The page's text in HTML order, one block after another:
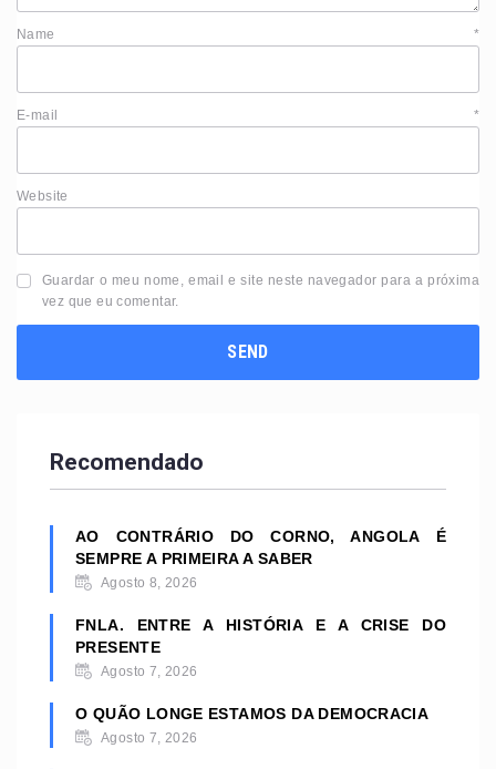
Name *
E-mail *
Website
Guardar o meu nome, email e site neste navegador para a próxima
vez que eu comentar.
Recomendado
AO CONTRÁRIO DO CORNO, ANGOLA É
SEMPRE A PRIMEIRA A SABER
Agosto 8, 2026
FNLA. ENTRE A HISTÓRIA E A CRISE DO
PRESENTE
Agosto 7, 2026
O QUÃO LONGE ESTAMOS DA DEMOCRACIA
Agosto 7, 2026